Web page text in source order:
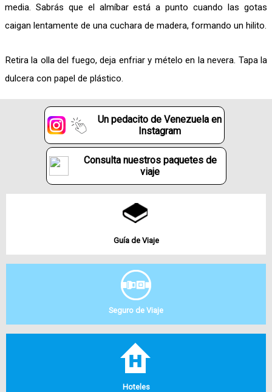
media. Sabrás que el almíbar está a punto cuando las gotas
caigan lentamente de una cuchara de madera, formando un hilito.
Retira la olla del fuego, deja enfriar y mételo en la nevera. Tapa la
dulcera con papel de plástico.
Un pedacito de Venezuela en
Instagram
Consulta nuestros paquetes de
viaje
Guía de Viaje
Seguro de Viaje
Hoteles